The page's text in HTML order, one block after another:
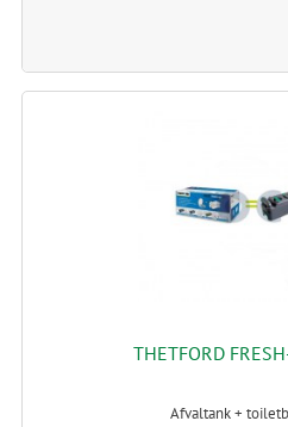
THETFORD
Afvaltank +